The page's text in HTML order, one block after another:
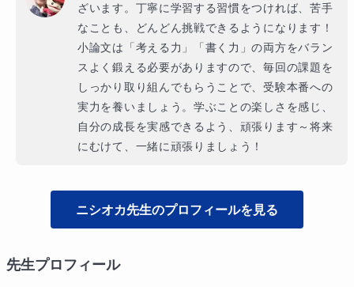
ざいます。丁寧に学習する習慣をつければ、苦手
なことも、どんどん挑戦できるようになります！
小論文は「考える力」「書く力」の両方をバラン
スよく鍛える必要がありますので、毎回の課題を
しっかり取り組んでもらうことで、受験本番への
実力を養いましょう。学ぶことの楽しさを感じ、
自分の成長を実感できるよう、頑張ります～将来
にむけて、一緒に頑張りましょう！
ニシオカ先生のプロフィールを見る
先生プロフィール